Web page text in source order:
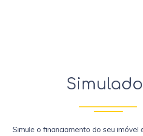
Simule o financiamento do seu imóvel